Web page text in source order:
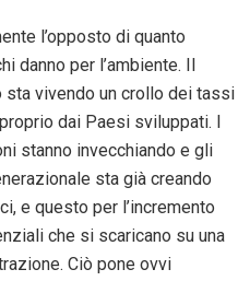
l’opposto di quanto
danno per l’ambiente. Il
sta vivendo un crollo dei tassi
dai Paesi sviluppati. I
stanno invecchiando e gli
sta già creando
e questo per l’incremento
che si scaricano su una
Ciò pone ovvi